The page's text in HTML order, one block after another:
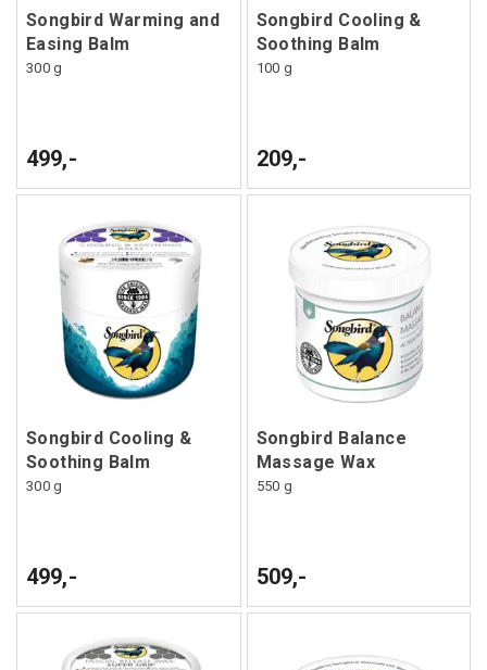
Songbird Warming and
Easing Balm
300 g
499,-
Songbird Cooling &
Soothing Balm
100 g
209,-
Songbird Cooling &
Soothing Balm
300 g
499,-
Songbird Balance
Massage Wax
550 g
509,-